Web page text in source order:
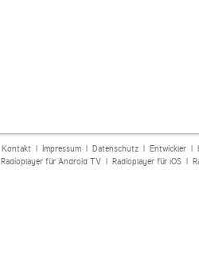
Kontakt| Impressum| Datenschutz| Entwickler|
Radioplayer für Android TV| Radioplayer für iOS|